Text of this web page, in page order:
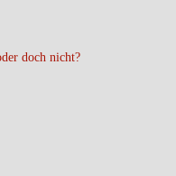
doch nicht?